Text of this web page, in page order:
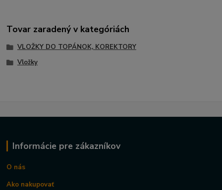
Tovar zaradený v kategóriách
VLOŽKY DO TOPÁNOK, KOREKTORY
Vložky
Informácie pre zákazníkov
O nás
Ako nakupovať